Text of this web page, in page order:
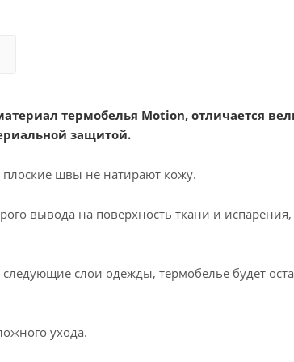
термобелья Motion, отличается
защитой.
плоские швы не натирают кожу.
вывода на поверхность ткани и
слои одежды, термобелье будет
ухода.